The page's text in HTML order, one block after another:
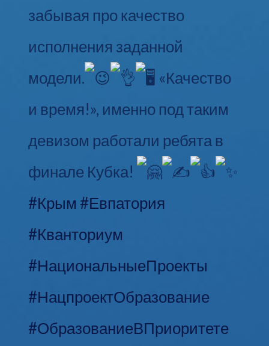
забывая про качество
исполнения заданной
модели.
«Качество
и время!», именно под таким
девизом работали ребята в
финале Кубка!
#Крым #Евпатория
#Кванториум
#НациональныеПроекты
#НацпроектОбразование
#ОбразованиеВПриоритете